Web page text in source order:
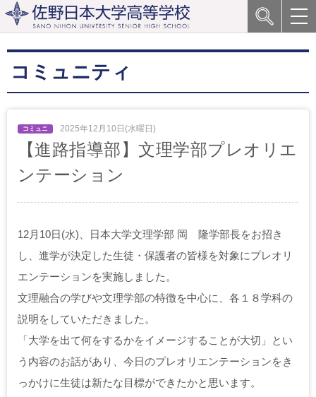
コミュニティ
2025年12月10日(水曜日)
【進路指導部】文理学部プレオリエ
ンテーション
12月10日(水)、日本大学文理学部 岡 隆学部長をお招き
し、進学が決定した生徒・保護者の皆様を対象にプレオリ
エンテーションを実施しました。
文理融合の学びや文理学部の特徴を中心に、各１８学科の
説明をしていただきました。
「大学を出て何をするかをイメージすることが大切」とい
う内容のお話があり、今日のプレオリエンテーションをき
っかけに生徒は新たな目標ができたかと思います。